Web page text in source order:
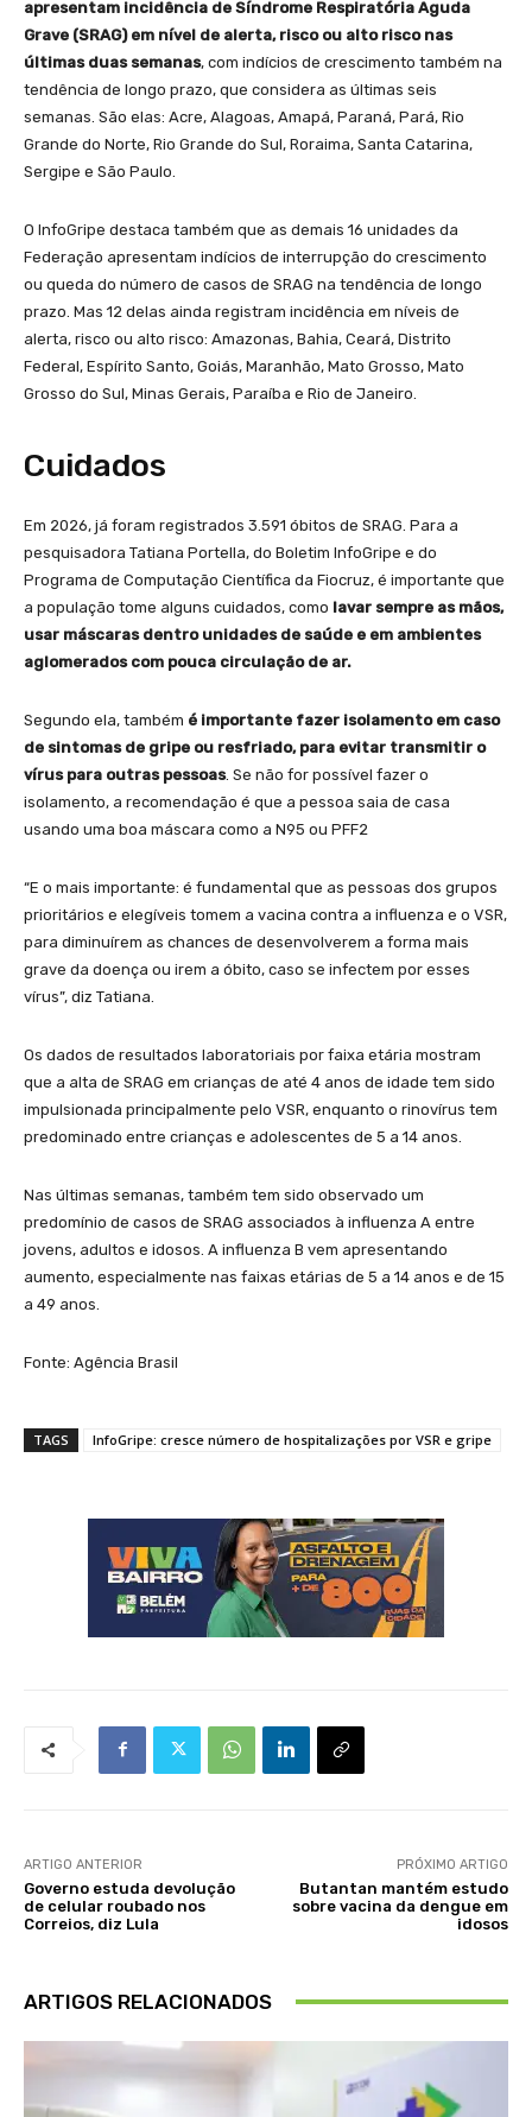
apresentam incidência de Síndrome Respiratória Aguda
Grave (SRAG) em nível de alerta, risco ou alto risco nas
últimas duas semanas, com indícios de crescimento também na
tendência de longo prazo, que considera as últimas seis
semanas. São elas: Acre, Alagoas, Amapá, Paraná, Pará, Rio
Grande do Norte, Rio Grande do Sul, Roraima, Santa Catarina,
Sergipe e São Paulo.
O InfoGripe destaca também que as demais 16 unidades da
Federação apresentam indícios de interrupção do crescimento
ou queda do número de casos de SRAG na tendência de longo
prazo. Mas 12 delas ainda registram incidência em níveis de
alerta, risco ou alto risco: Amazonas, Bahia, Ceará, Distrito
Federal, Espírito Santo, Goiás, Maranhão, Mato Grosso, Mato
Grosso do Sul, Minas Gerais, Paraíba e Rio de Janeiro.
Cuidados
Em 2026, já foram registrados 3.591 óbitos de SRAG. Para a
pesquisadora Tatiana Portella, do Boletim InfoGripe e do
Programa de Computação Científica da Fiocruz, é importante que
a população tome alguns cuidados, como lavar sempre as mãos,
usar máscaras dentro unidades de saúde e em ambientes
aglomerados com pouca circulação de ar.
Segundo ela, também é importante fazer isolamento em caso
de sintomas de gripe ou resfriado, para evitar transmitir o
vírus para outras pessoas. Se não for possível fazer o
isolamento, a recomendação é que a pessoa saia de casa
usando uma boa máscara como a N95 ou PFF2
“E o mais importante: é fundamental que as pessoas dos grupos
prioritários e elegíveis tomem a vacina contra a influenza e o VSR,
para diminuírem as chances de desenvolverem a forma mais
grave da doença ou irem a óbito, caso se infectem por esses
vírus”, diz Tatiana.
Os dados de resultados laboratoriais por faixa etária mostram
que a alta de SRAG em crianças de até 4 anos de idade tem sido
impulsionada principalmente pelo VSR, enquanto o rinovírus tem
predominado entre crianças e adolescentes de 5 a 14 anos.
Nas últimas semanas, também tem sido observado um
predomínio de casos de SRAG associados à influenza A entre
jovens, adultos e idosos. A influenza B vem apresentando
aumento, especialmente nas faixas etárias de 5 a 14 anos e de 15
a 49 anos.
Fonte: Agência Brasil
TAGS InfoGripe: cresce número de hospitalizações por VSR e gripe
ARTIGO ANTERIOR
Governo estuda devolução
de celular roubado nos
Correios, diz Lula
PRÓXIMO ARTIGO
Butantan mantém estudo
sobre vacina da dengue em
idosos
ARTIGOS RELACIONADOS